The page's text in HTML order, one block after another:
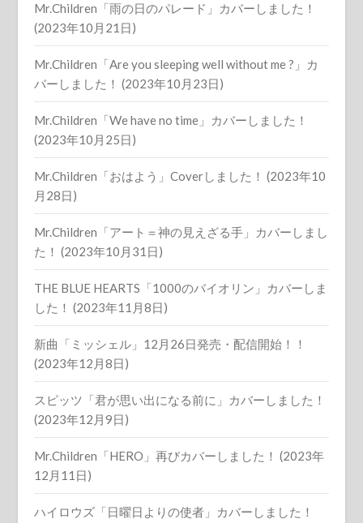
Mr.Children「雨の日のパレード」カバーしました！
(2023年10月21日)
Mr.Children「Are you sleeping well without me ?」カ
バーしました！ (2023年10月23日)
Mr.Children「We have no time」カバーしました！
(2023年10月25日)
Mr.Children「おはよう」Coverしました！ (2023年10
月28日)
Mr.Children「アート＝神の見えざる手」カバーしまし
た！ (2023年10月31日)
THE BLUE HEARTS「1000のバイオリン」カバーしま
した！ (2023年11月8日)
新曲「ミッシェル」12月26日発売・配信開始！！
(2023年12月8日)
スピッツ「君が思い出になる前に」カバーしました！
(2023年12月9日)
Mr.Children「HERO」再びカバーしました！ (2023年
12月11日)
ハイロウズ「日曜日よりの使者」カバーしました！